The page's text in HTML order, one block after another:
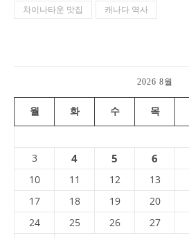
차이나타운 맛집
캐나다 역사
2026 8월
월 화 수 목
3 4 5 6
10
11 12 13
17
18 19 20
24
25 26 27